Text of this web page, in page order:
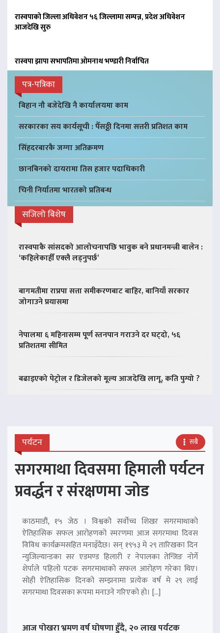
रास्वपाको जिल्ला अधिवेशन ५६ जिल्लामा सम्पन्न, प्रदेश अधिवेशन
आजदेखि सुरु
रास्वपा झापा सभापतिमा ओमनाथ भण्डारी निर्वाचित
पत्र-पत्रिका
बिहान नौ बजेदेखि नै कार्यालयमा काम
सरकारका सय कार्यसूची : पैँसठ्ठी दिनमा सत्तरी प्रतिशत काम
सिंहदरबारकै जग्गा अतिक्रमण
छानबिनको दायरामा तिस हजार पदाधिकारी
चिनी निर्यातमा भारतको प्रतिबन्ध
सजिलो बिशेष
रास्वपाकै सांसदको आलोचनापछि भावुक बने प्रधानमन्त्री बालेन :
‘कहिलेकाहीँ एक्लै लड्नुपर्छ’
बागमतीमा राप्रपा सत्ता समीकरणबाट बाहिर, बानियाँ सरकार
जोगाउने प्रयासमा
नेपालमा ६ महिनासम्म पूर्ण स्तनपान गराउने दर घट्दो, ५६
प्रतिशतमा सीमित
बढाइएको पेट्रोल र डिजेलको मूल्य आजदेखि लागू, कति पुग्यो ?
पर्यटन सबै
सगरमाथा दिवसमा हिमाली पर्यटन
प्रवर्द्धन र संरक्षणमा जोड
काठमाडौं, १५ जेठ । विश्वको सर्वोच्च शिखर सगरमाथाको
ऐतिहासिक सफल आरोहणको स्मरणमा आज सगरमाथा दिवस
विविध कार्यक्रमसहित मनाइँदैछ। सन् १९५३ मे २९ तारिखका दिन
न्युजिल्यान्डका सर एडमण्ड हिलारी र नेपालका तेन्जिङ नोर्गे
शेर्पाले पहिलो पटक सगरमाथाको सफल आरोहण गरेका थिए।
सोही ऐतिहासिक दिनको सम्झनामा प्रत्येक वर्ष मे २९ लाई
सगरमाथा दिवसका रूपमा मनाउने गरिएको हो। […]
आज पोखरा भ्रमण वर्ष घोषणा हुँदै, २० लाख पर्यटक